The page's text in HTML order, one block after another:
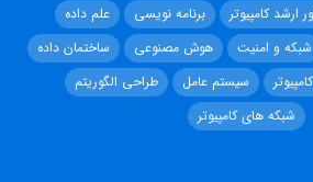
ارشد کامپیوتر برنامه نویسی
علم داده
شبکه و امنیت هوش مصنوعی
ساختمان داده
سیستم عامل
طراحی الگوریتم
شبکه های کامپیوتر